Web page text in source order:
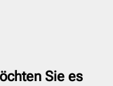
Sie es